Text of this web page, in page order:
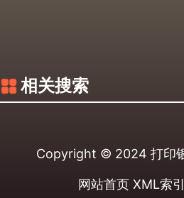
相关搜索
Copyright © 2024 打印
网站首页 XML索引